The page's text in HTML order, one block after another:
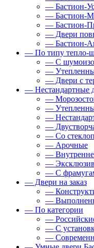
— Бастион-
— Бастион-
— Бастион-
— Двери
— Бастион-
— По типу тепло-
— С
—
— Двери с
— Нестандартные
—
—
—
—
— Со
— Арочные
—
—
— С
— Двери на заказ
—
—
— По категории
—
— С
—